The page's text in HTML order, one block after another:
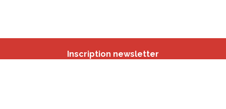
Inscription newsletter